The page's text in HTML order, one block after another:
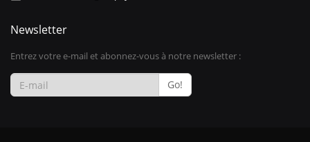
Newsletter
Entrez votre e-mail et abonnez-vous à notre newsletter :
Go!